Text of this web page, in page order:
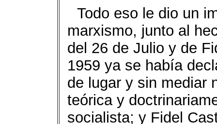
Todo eso le dio un
marxismo, junto al
del 26 de Julio y de
1959 ya se había
de lugar y sin mediar
teórica y
socialista; y Fidel